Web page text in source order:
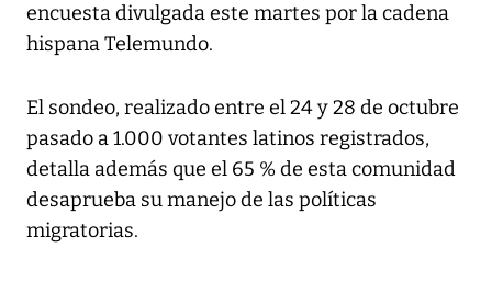
encuesta divulgada este martes por la cadena
hispana Telemundo.
El sondeo, realizado entre el 24 y 28 de octubre
pasado a 1.000 votantes latinos registrados,
detalla además que el 65 % de esta comunidad
desaprueba su manejo de las políticas
migratorias.